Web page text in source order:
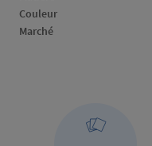
Couleur
Marché